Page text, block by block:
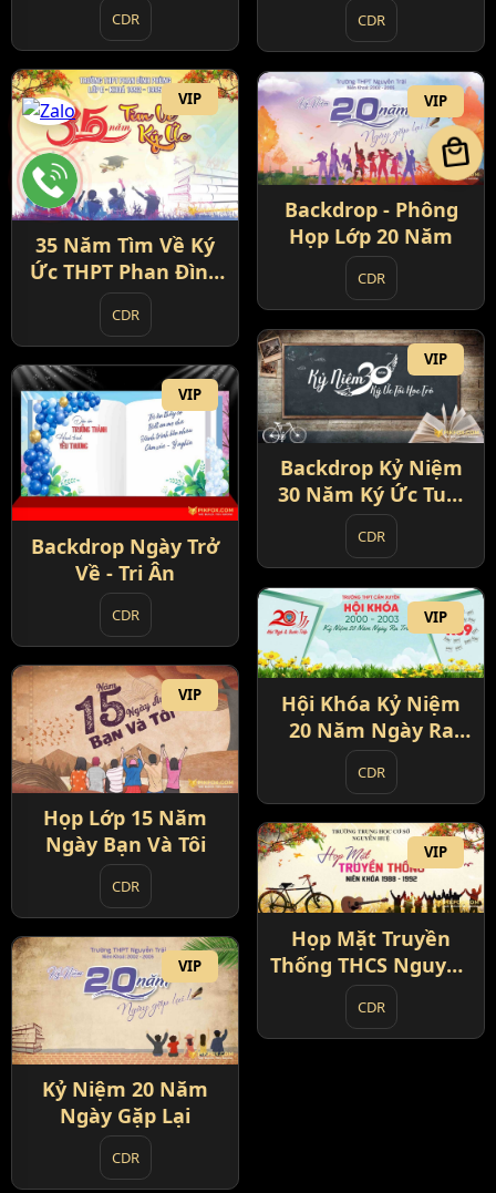
CDR CDR
VIP
35 Năm Tìm Về Ký
Ức THPT Phan Đình
Phùng
CDR
VIP
Backdrop - Phông
Họp Lớp 20 Năm
CDR
VIP
Backdrop Kỷ Niệm
30 Năm Ký Ức Tuổi
Học Trò
CDR
VIP
Backdrop Ngày Trở
Về - Tri Ân
CDR VIP
Hội Khóa Kỷ Niệm
20 Năm Ngày Ra
Trường
CDR
VIP
Họp Lớp 15 Năm
Ngày Bạn Và Tôi
CDR
VIP
Họp Mặt Truyền
Thống THCS Nguyễn
Huệ
CDR
VIP
Kỷ Niệm 20 Năm
Ngày Gặp Lại
CDR
local_mall